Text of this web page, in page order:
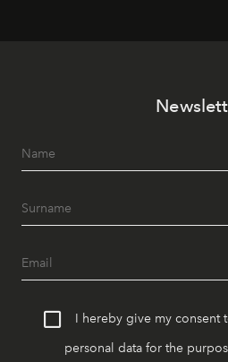
I hereby give my consent
personal data for the